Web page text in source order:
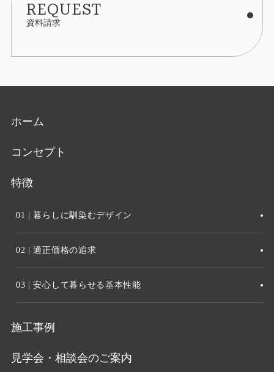
REQUEST
資料請求
ホーム
コンセプト
特徴
01 | 暮らしに馴染むデザイン
02 | 適正価格の追求
03 | 安心して暮らせる基本性能
施工事例
見学会・相談会のご案内